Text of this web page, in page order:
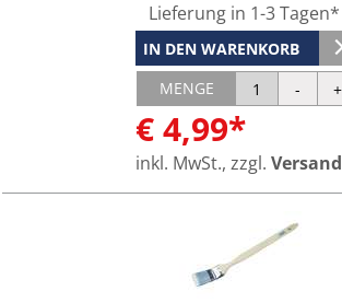
Lieferung in 1-3 Tagen*
IN DEN WARENKORB
MENGE
€ 4,99*
inkl. MwSt., zzgl. Versand